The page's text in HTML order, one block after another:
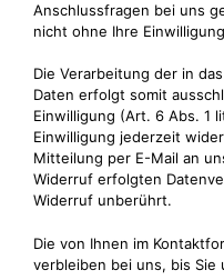
Anschlussfragen bei uns
nicht ohne Ihre
Die Verarbeitung der in
Daten erfolgt somit
Einwilligung (Art. 6 Abs. 1
Einwilligung jederzeit
Mitteilung per E-Mail an
Widerruf erfolgten
Widerruf unberührt.
Die von Ihnen im
verbleiben bei uns, bis